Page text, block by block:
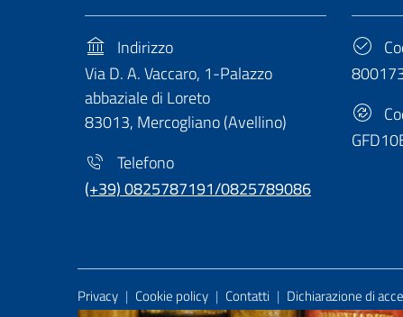
Indirizzo
Via D. A. Vaccaro, 1-Palazzo
abbaziale di Loreto
83013, Mercogliano (Avellino)
Telefono
(+39) 0825787191/0825789086
Useful Links Section
Privacy | Cookie policy | Contatti | Dichiarazione di